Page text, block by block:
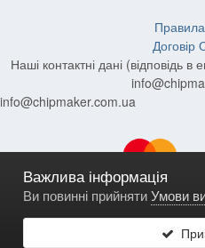
Важлива інформація
Ви повинні прийнятиУмови
Договір
Наші контактні дані
info@chipmaker.com.ua